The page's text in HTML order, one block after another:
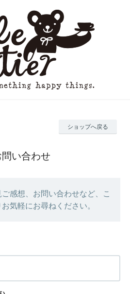
ショップへ戻る
問い合わせ
感想、お問い合わせなど、こ
気軽にお尋ねください。